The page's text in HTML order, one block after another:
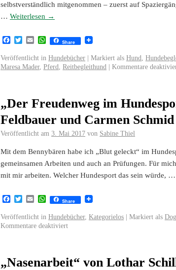
selbstverständlich mitgenommen – zuerst auf
… Weiterlesen →
Facebook
TwitterEmailWhatsApp
Share
Veröffentlicht in Hundebücher Markiert als Hund,
Maresa Mader, Pferd, Reitbegleithund Kommentare
„Der Freudenweg im
Feldbauer und Carmen Schmid
Veröffentlicht am 3. Mai 2017 von Sabine Thiel
Mit dem Bennybären habe ich „Blut geleckt“ im
gemeinsamen Arbeiten und auch an Prüfungen. Für
mit mir arbeiten. Welcher Hundesport das sein würde, …
Facebook
TwitterEmailWhatsApp
Share
Veröffentlicht in Hundebücher, Kategorielos Markiert als
Kommentare deaktiviert
„Nasenarbeit“ von Lothar